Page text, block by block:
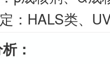
：HALS类、
：